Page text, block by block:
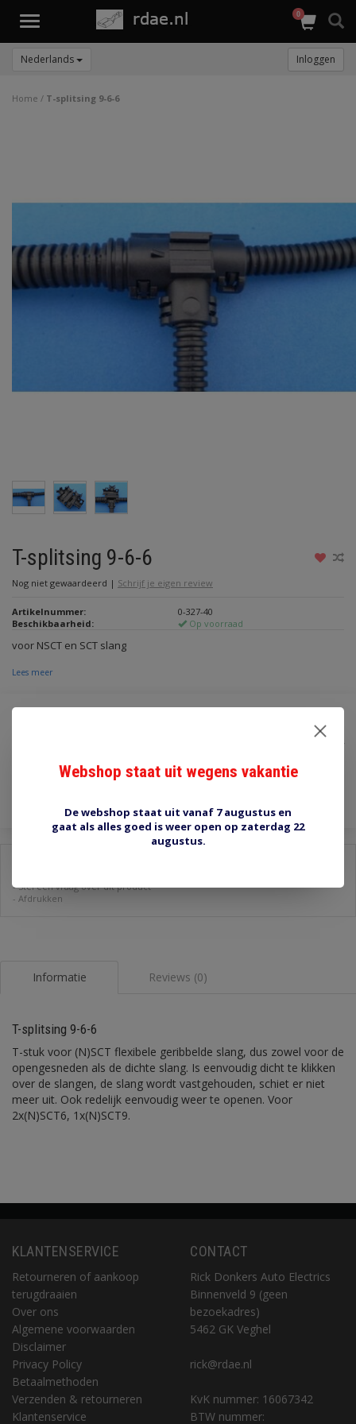
Toggle
0
Nederlands Inloggen
Home / T-splitsing 9-6-6
T-splitsing 9-6-6
Nog niet gewaardeerd | Schrijf je eigen review
Artikelnummer:
0-327-40
Beschikbaarheid:
Op voorraad
voor NSCT en SCT slang
Lees meer
€1,50
Toevoegen aan winkelwagen
-Stel een vraag over dit product
- Afdrukken
Informatie Reviews (0)
T-splitsing 9-6-6
T-stuk voor (N)SCT flexibele geribbelde slang, dus zowel voor de
opengesneden als de dichte slang. Is eenvoudig dicht te klikken
over de slangen, de slang wordt vastgehouden, schiet er niet
meer uit. Ook redelijk eenvoudig weer te openen. Voor
2x(N)SCT6, 1x(N)SCT9.
KLANTENSERVICE
Retourneren of aankoop
terugdraaien
Over ons
Algemene voorwaarden
Disclaimer
Privacy Policy
Betaalmethoden
Verzenden & retourneren
Klantenservice
CONTACT
Rick Donkers Auto Electrics
Binnenveld 9 (geen
bezoekadres)
5462 GK Veghel
rick@rdae.nl
KvK nummer: 16067342
BTW nummer:
Webshop staat uit wegens vakantie
De webshop staat uit vanaf 7 augustus en
gaat als alles goed is weer open op zaterdag 22
augustus.